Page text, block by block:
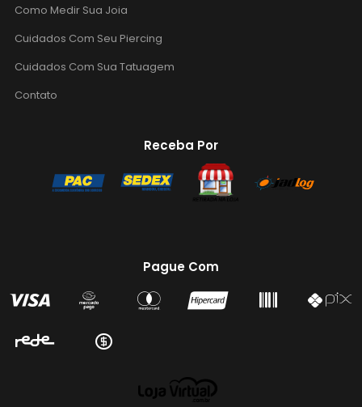
Como Medir Sua Joia
Cuidados Com Seu Piercing
Cuidados Com Sua Tatuagem
Contato
Receba Por
Pague Com